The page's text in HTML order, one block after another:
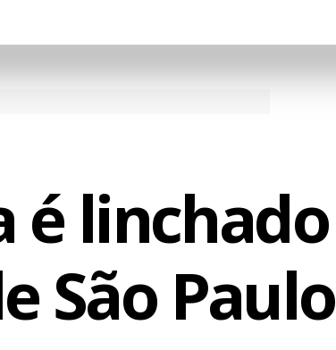
é linchado
São Paulo